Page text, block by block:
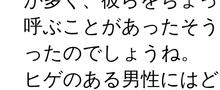
呼ぶことがあったそ
ったのでしょうね。
ヒゲのある男性には